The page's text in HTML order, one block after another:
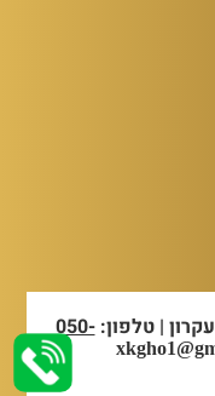
| טלפון:050-